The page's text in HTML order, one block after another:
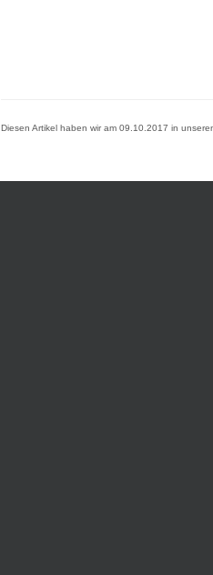
Diesen Artikel haben wir am 09.10.2017 in